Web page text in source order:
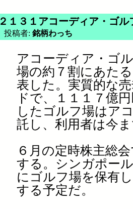
２１３１アコーディア・ゴル
投稿者: 銘柄わっち
アコーディア・ゴ
場の約７割にあた
表した。実質的な
ドで、１１１７億
したゴルフ場はア
託し、利用者は今
６月の定時株主総
する。シンガポー
にゴルフ場を保有
する予定だ。